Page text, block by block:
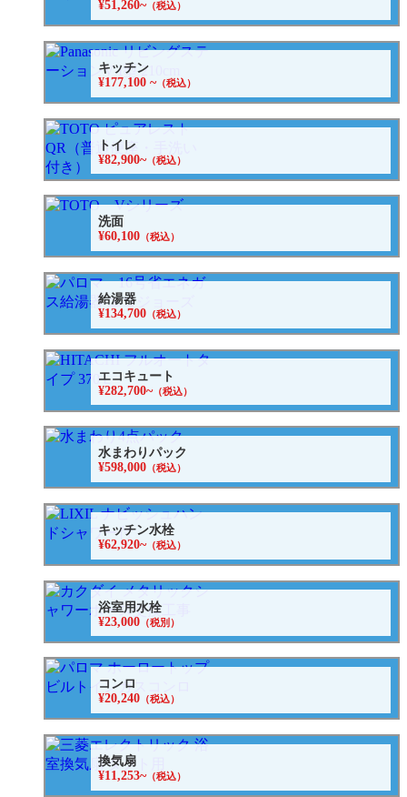
¥51,260~（税込）
キッチン
¥177,100 ~（税込）
トイレ
¥82,900~（税込）
洗面
¥60,100 （税込）
給湯器
¥134,700 （税込）
エコキュート
¥282,700~（税込）
水まわりパック
¥598,000 （税込）
キッチン水栓
¥62,920~（税込）
浴室用水栓
¥23,000 （税別）
コンロ
¥20,240 （税込）
換気扇
¥11,253~（税込）